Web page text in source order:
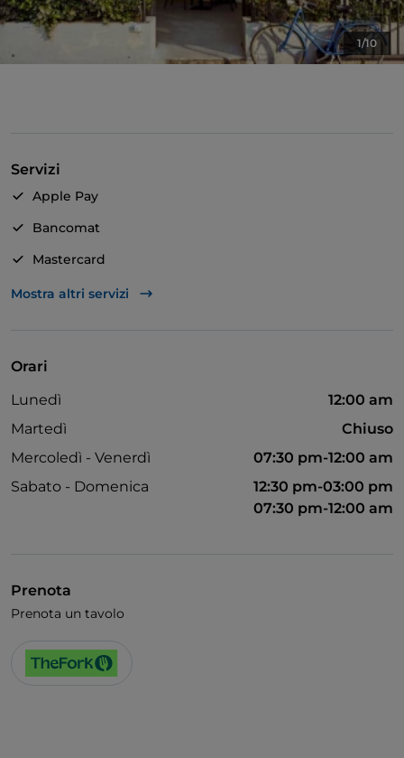
1/10
Servizi
Apple Pay
Bancomat
Mastercard
Bagno per disabili
Mostra altri servizi
Orari
Lunedì
12:00 am
Martedì
Chiuso
Mercoledì - Venerdì
07:30 pm-12:00 am
Sabato - Domenica
12:30 pm-03:00 pm
07:30 pm-12:00 am
Prenota
Prenota un tavolo